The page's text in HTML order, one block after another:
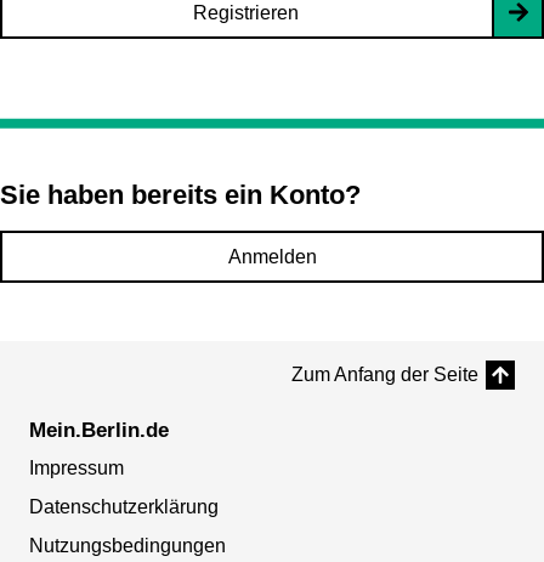
Registrieren
Sie haben bereits ein Konto?
Anmelden
Zum Anfang der Seite
Mein.Berlin.de
Impressum
Datenschutzerklärung
Nutzungsbedingungen